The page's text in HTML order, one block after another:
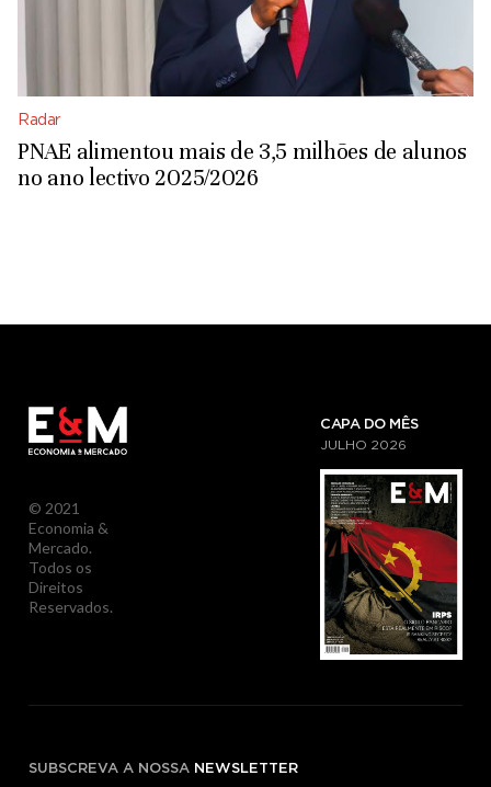
Radar
PNAE alimentou mais de 3,5 milhões de alunos
no ano lectivo 2025/2026
© 2021
Economia &
Mercado.
Todos os
Direitos
Reservados.
CAPA DO MÊS
JULHO 2026
SUBSCREVA A NOSSA NEWSLETTER